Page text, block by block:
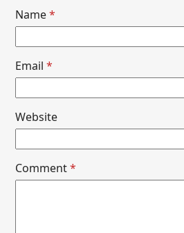
Name*
Email*
Website
Comment*